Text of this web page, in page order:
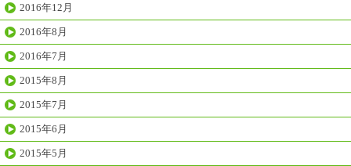
2016年12月
2016年8月
2016年7月
2015年8月
2015年7月
2015年6月
2015年5月